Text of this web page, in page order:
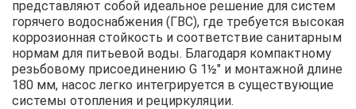
представляют собой идеальное решение для систем
горячего водоснабжения (ГВС), где требуется высокая
коррозионная стойкость и соответствие санитарным
нормам для питьевой воды. Благодаря компактному
резьбовому присоединению G 1½" и монтажной длине
180 мм, насос легко интегрируется в существующие
системы отопления и рециркуляции.